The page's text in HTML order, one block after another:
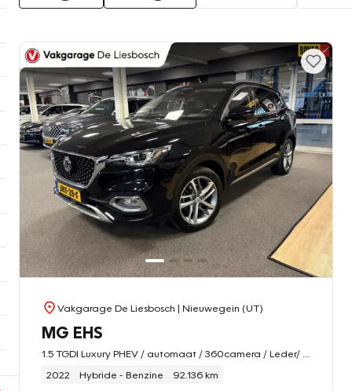
Vakgarage De Liesbosch | Nieuwegein (UT)
MG EHS
2022
Hybride - Benzine 92.136 km